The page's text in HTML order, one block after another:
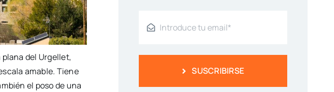
del Urgellet,
amable. Tiene
el poso de una
SUSCRIBIRSE